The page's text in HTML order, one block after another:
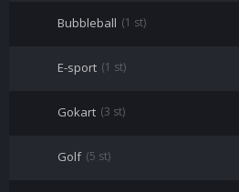
Bubbleball (1 st)
E-sport (1 st)
Gokart (3 st)
Golf (5 st)